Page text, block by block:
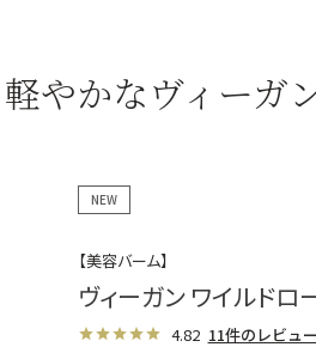
やかなヴィーガ
NEW
【美容バーム】
ヴィーガン ワイルドロ
4.82 11件のレビュ